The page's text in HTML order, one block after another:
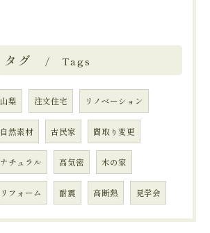
タグ Tags
山梨 注文住宅 リノベーション
自然素材 古民家 間取り変更
ナチュラル 高気密 木の家
リフォーム 耐震 高断熱 見学会